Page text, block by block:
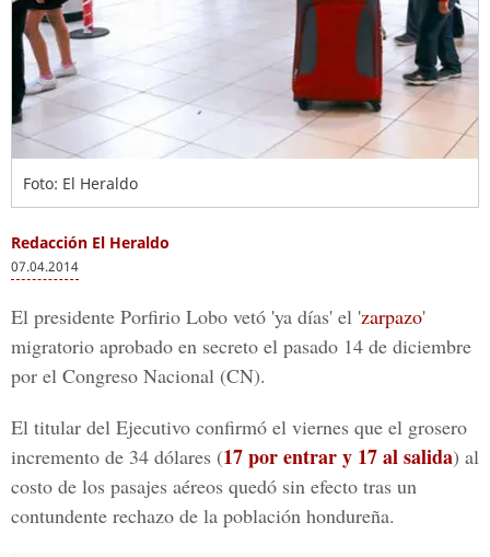
Foto: El Heraldo
Redacción El Heraldo
07.04.2014
El presidente Porfirio Lobo vetó 'ya días' el 'zarpazo'
migratorio aprobado en secreto el pasado 14 de diciembre
por el Congreso Nacional (CN).
El titular del Ejecutivo confirmó el viernes que el grosero
incremento de 34 dólares (17 por entrar y 17 al salida) al
costo de los pasajes aéreos quedó sin efecto tras un
contundente rechazo de la población hondureña.